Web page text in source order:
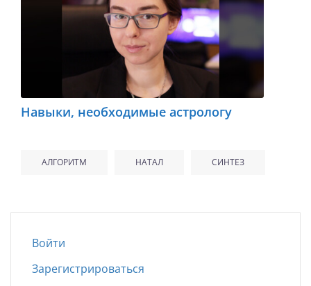
Навыки, необходимые астрологу
АЛГОРИТМ НАТАЛ СИНТЕЗ
Войти
Зарегистрироваться